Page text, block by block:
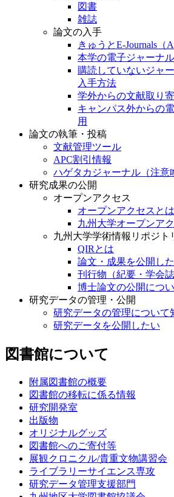
図書
雑誌
論文の入手
きゅうとE-Journals（
本学の電子ジャーナ
購読していないジャ
入手方法
学外からの文献取り
キャンパス外からの
用
論文の執筆・投稿
文献管理ツール
APC割引情報
ハゲタカジャーナル（注意
研究成果の公開
オープンアクセス
オープンアクセスとは
九州大学オープンア
九州大学学術情報リポジト
QIRとは
論文・成果を公開し
刊行物（紀要・学会
博士論文の公開につ
研究データの管理・公開
研究データの管理について
研究データを公開したい
図書館について
附属図書館の概要
図書館の移転に係る情報
研究開発室
出版物
オリジナルグッズ
図書館へのご寄付等
展観クロニクル/貴重文物講習会
ライブラリーサイエンス専攻
研究データ管理支援部門